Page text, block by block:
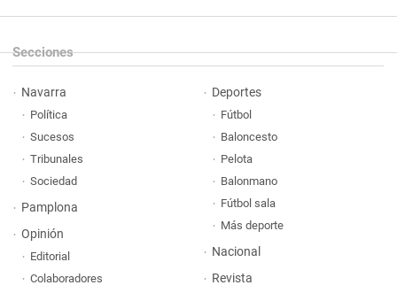
Secciones
Navarra
Política
Sucesos
Tribunales
Sociedad
Pamplona
Opinión
Editorial
Colaboradores
Deportes
Fútbol
Baloncesto
Pelota
Balonmano
Fútbol sala
Más deporte
Nacional
Revista